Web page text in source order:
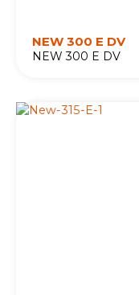
NEW 300 E DV
NEW 300 E DV